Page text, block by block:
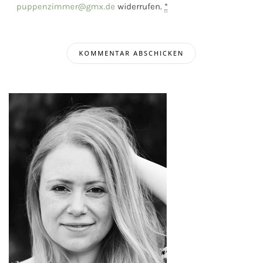
puppenzimmer@gmx.de widerrufen. *